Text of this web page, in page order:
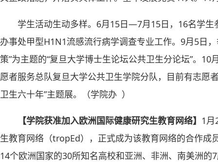
学生活动生动多样。6月15日—7月15日，16名学
办事处甲型H1N1流感流行病学调查专业工作。9月5日
策”为主题的“复旦大学博士生论坛公共卫生分论坛”。
愿者服务总队复旦大学公共卫生学院分队，目前有志愿
卫生六十年”主题展。（学院办 ）
【学院获准加入欧洲国际健康研究生教育网络】 1月
生教育网络（tropEd），正式成为该教育网络的合作成
14个欧洲国家的30所知名高校和亚洲、非洲、南美洲的